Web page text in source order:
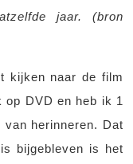
jaar. (bron
kijken naar de film
op DVD en heb ik 1
herinneren. Dat
bijgebleven is het